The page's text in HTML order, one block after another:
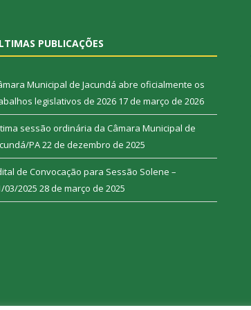
PUBLICAÇÕES
Municipal de Jacundá abre oficialmente os
legislativos de 2026 17 de março de 2026
sessão ordinária da Câmara Municipal de
PA22 de dezembro de 2025
de Convocação para Sessão Solene –
03/2025 28 de março de 2025